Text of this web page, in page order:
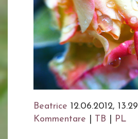
Beatrice 12.06.2012, 13.29
Kommentare
TB PL